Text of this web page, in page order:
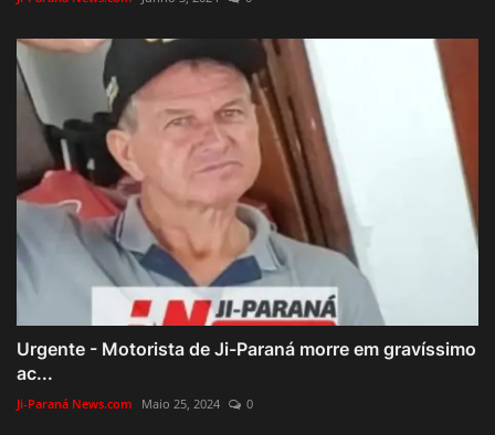
Urgente - Motorista de Ji-Paraná morre em gravíssimo
ac...
Ji-Paraná News.com Maio 25, 2024 0